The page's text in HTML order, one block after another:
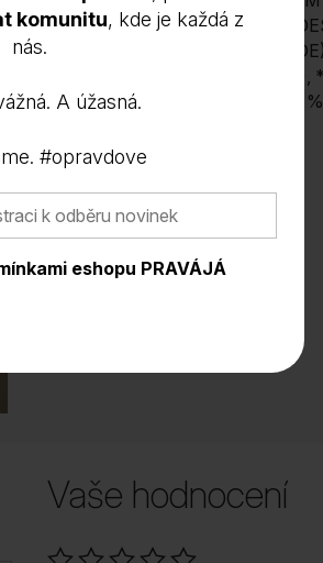
komunitu, kde je každá z
nás.
A úžasná.
#opravdove
eshopu PRAVÁJÁ
OXIDES), CI 77491 (IRON
77510 (FERRIC
zemědělství,
, 11
Vaše hodnocení